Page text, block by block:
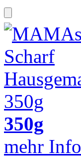
350g
mehr Info